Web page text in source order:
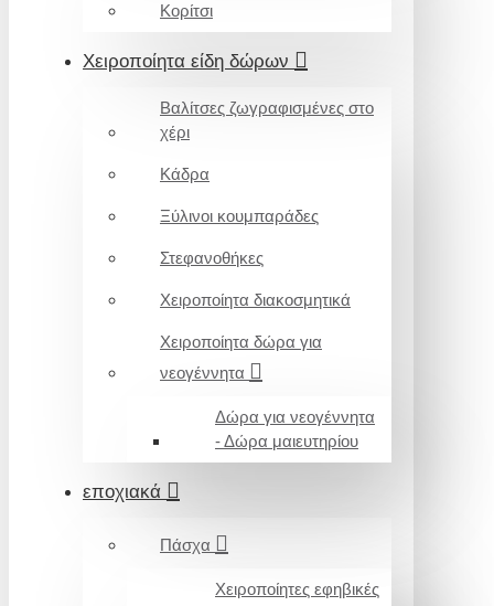
Κορίτσι
Χειροποίητα είδη δώρων
Βαλίτσες ζωγραφισμένες στο
χέρι
Κάδρα
Ξύλινοι κουμπαράδες
Στεφανοθήκες
Χειροποίητα διακοσμητικά
Χειροποίητα δώρα για
νεογέννητα
Δώρα για νεογέννητα
- Δώρα μαιευτηρίου
εποχιακά
Πάσχα
Χειροποίητες εφηβικές